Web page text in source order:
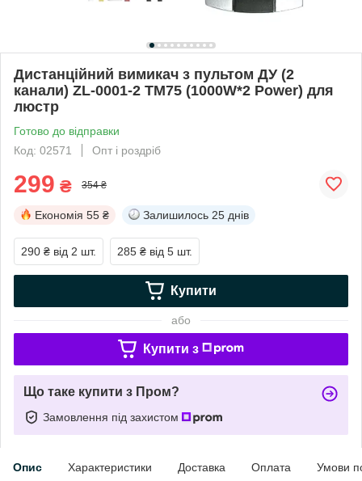
Дистанційний вимикач з пультом ДУ (2
канали) ZL-0001-2 ТМ75 (1000W*2 Power) для
люстр
Готово до відправки
Код: 02571
Опт і роздріб
299 ₴ 354 ₴
Економія 55 ₴ Залишилось 25 днів
290 ₴ від 2 шт. 285 ₴ від 5 шт.
Купити
або
Купити з
Що таке купити з Пром?
Замовлення під захистом
Опис Характеристики Доставка Оплата Умови